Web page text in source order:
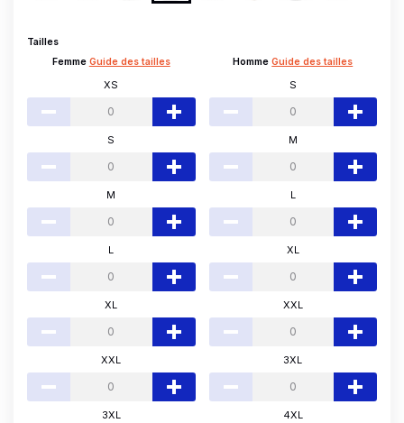
Tailles
Femme Guide des tailles
XS
S
M
L
XL
XXL
3XL
Homme Guide des tailles
S
M
L
XL
XXL
3XL
4XL